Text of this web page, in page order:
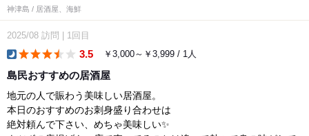
神津島 / 居酒屋、海鮮
2025/08 訪問 1回目
3.5 ￥3,000～￥3,999 / 1人
島民おすすめの居酒屋
地元の人で賑わう美味しい居酒屋。
本日のおすすめのお刺身盛り合わせは
絶対頼んで下さい、めちゃ美味しい✨